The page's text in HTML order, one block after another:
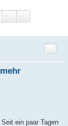
Zitat
ein paar Tagen